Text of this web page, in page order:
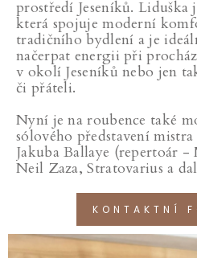
prostředí Jeseníků. Liduška
která spojuje moderní
tradičního bydlení a je
načerpat energii při
v okolí Jeseníků nebo jen
či přáteli.
Nyní je na roubence také
sólového představení
Jakuba Ballaye (repertoár -
Neil Zaza, Stratovarius a
KONTAKTNÍ­